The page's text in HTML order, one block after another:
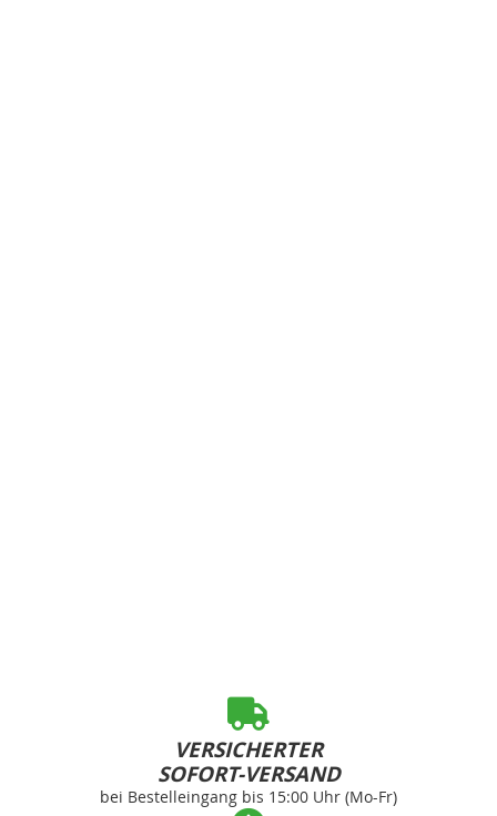
VERSICHERTER
SOFORT-VERSAND
bei Bestelleingang bis 15:00 Uhr (Mo-Fr)